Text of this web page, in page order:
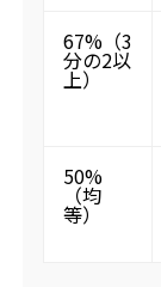
67%（3
分の2以
上）
50%
（均
等）